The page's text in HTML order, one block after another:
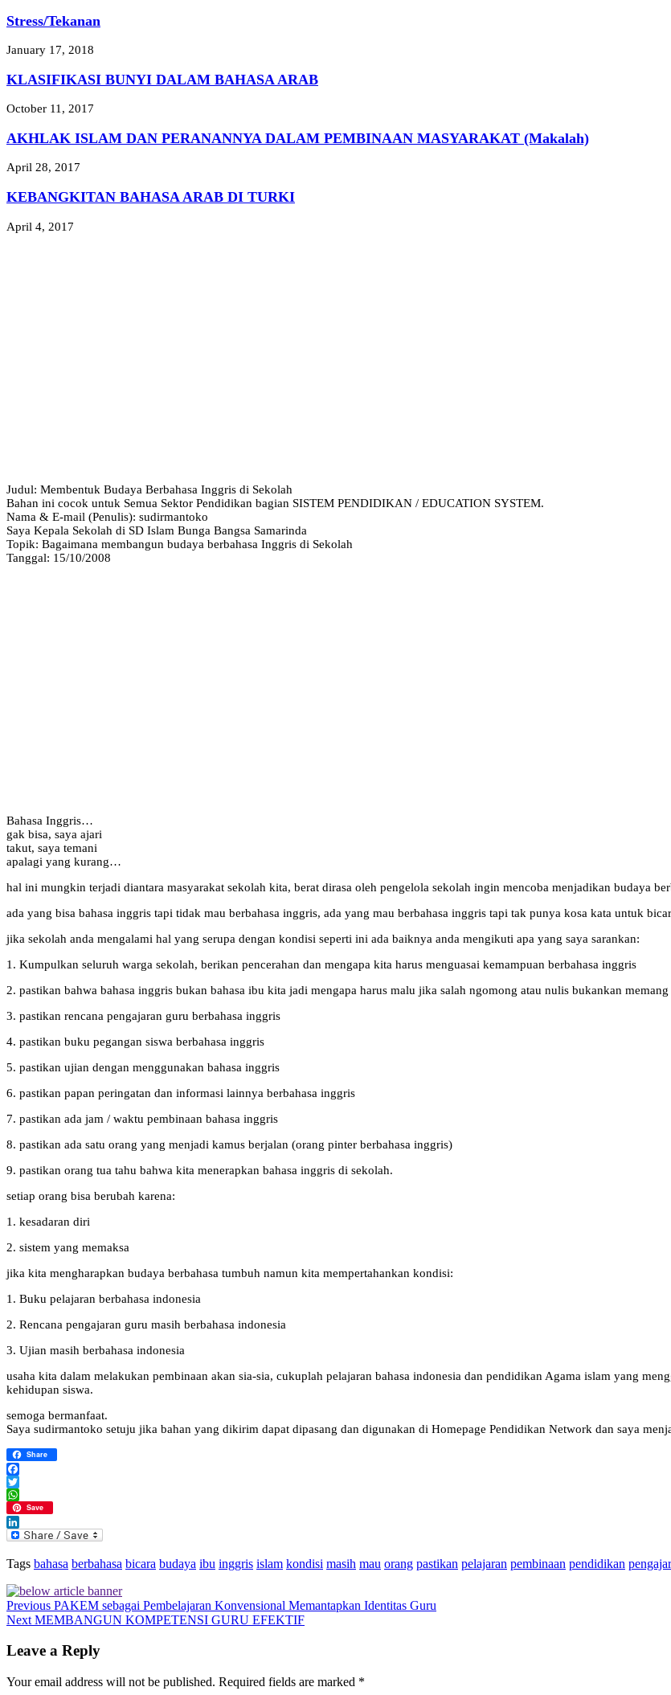
Stress/Tekanan
January 17, 2018
KLASIFIKASI BUNYI DALAM BAHASA ARAB
October 11, 2017
AKHLAK ISLAM DAN PERANANNYA DALAM PEMBINAAN MASYARAKAT (Makalah)
April 28, 2017
KEBANGKITAN BAHASA ARAB DI TURKI
April 4, 2017
Judul: Membentuk Budaya Berbahasa Inggris di Sekolah
Bahan ini cocok untuk Semua Sektor Pendidikan bagian SISTEM PENDIDIKAN / EDUCATION SYSTEM.
Nama & E-mail (Penulis): sudirmantoko
Saya Kepala Sekolah di SD Islam Bunga Bangsa Samarinda
Topik: Bagaimana membangun budaya berbahasa Inggris di Sekolah
Tanggal: 15/10/2008
Bahasa Inggris…
gak bisa, saya ajari
takut, saya temani
apalagi yang kurang…
hal ini mungkin terjadi diantara masyarakat sekolah kita, berat dirasa oleh pengelola sekolah ingin mencoba menjadikan budaya
ada yang bisa bahasa inggris tapi tidak mau berbahasa inggris, ada yang mau berbahasa inggris tapi tak punya kosa kata untuk
jika sekolah anda mengalami hal yang serupa dengan kondisi seperti ini ada baiknya anda mengikuti apa yang saya sarankan:
1. Kumpulkan seluruh warga sekolah, berikan pencerahan dan mengapa kita harus menguasai kemampuan berbahasa inggris
2. pastikan bahwa bahasa inggris bukan bahasa ibu kita jadi mengapa harus malu jika salah ngomong atau nulis bukankan
3. pastikan rencana pengajaran guru berbahasa inggris
4. pastikan buku pegangan siswa berbahasa inggris
5. pastikan ujian dengan menggunakan bahasa inggris
6. pastikan papan peringatan dan informasi lainnya berbahasa inggris
7. pastikan ada jam / waktu pembinaan bahasa inggris
8. pastikan ada satu orang yang menjadi kamus berjalan (orang pinter berbahasa inggris)
9. pastikan orang tua tahu bahwa kita menerapkan bahasa inggris di sekolah.
setiap orang bisa berubah karena:
1. kesadaran diri
2. sistem yang memaksa
jika kita mengharapkan budaya berbahasa tumbuh namun kita mempertahankan kondisi:
1. Buku pelajaran berbahasa indonesia
2. Rencana pengajaran guru masih berbahasa indonesia
3. Ujian masih berbahasa indonesia
usaha kita dalam melakukan pembinaan akan sia-sia, cukuplah pelajaran bahasa indonesia dan pendidikan Agama islam yang
kehidupan siswa.
semoga bermanfaat.
Saya sudirmantoko setuju jika bahan yang dikirim dapat dipasang dan digunakan di Homepage Pendidikan Network dan saya
Share
Facebook
Twitter
WhatsApp
Save
LinkedIn
Tags bahasa berbahasa bicara budaya ibu inggris islam kondisi masih mau orang pastikan pelajaran pembinaan pendidikan
Previous PAKEM sebagai Pembelajaran Konvensional Memantapkan Identitas Guru
Next MEMBANGUN KOMPETENSI GURU EFEKTIF
Leave a Reply
Your email address will not be published. Required fields are marked *